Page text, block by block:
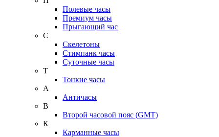
Полевые часы
Премиум часы
Прыгающий час
С
Скелетоны
Стимпанк часы
Суточные часы
Т
Тонкие часы
А
Античасы
В
Второй часовой пояс (GMT)
К
Карманные часы